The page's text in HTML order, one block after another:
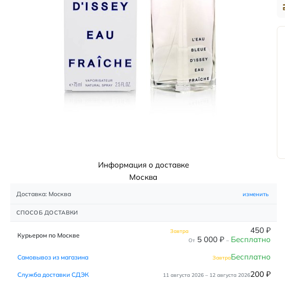
Информация о доставке
Москва
Доставка: Москва изменить
СПОСОБ ДОСТАВКИ
Курьером по Москве Завтра 450 ₽
От 5 000 ₽ – Бесплатно
Самовывоз из магазина ЗавтраБесплатно
Служба доставки СДЭК 11 августа 2026 – 12 августа 2026200 ₽